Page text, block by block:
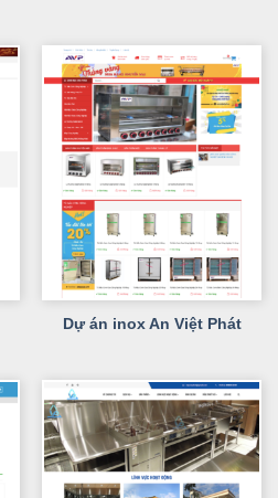
Dự án inox An Việt Phát